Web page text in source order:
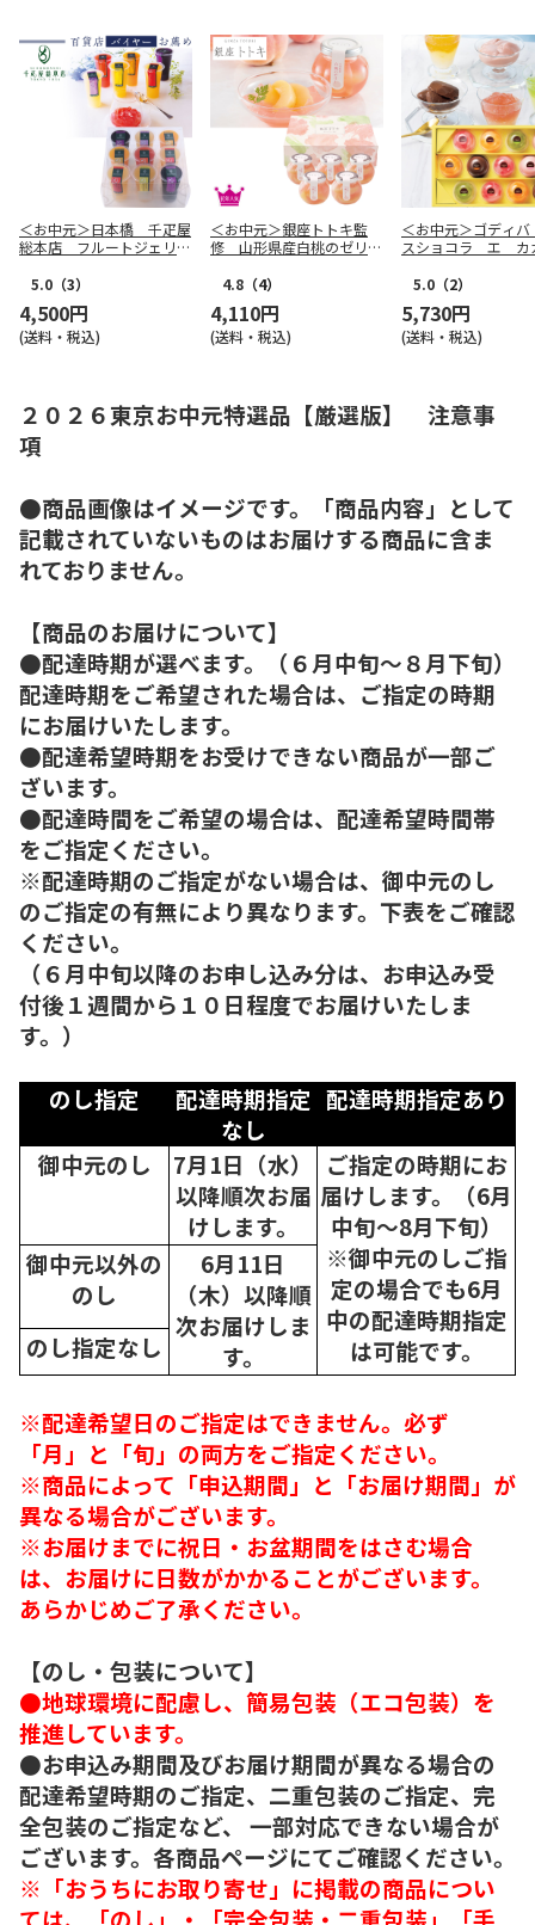
＜お中元＞日本橋 千疋屋
総本店 フルートジェリ
5.0 （3）
4,500円
(送料・税込)
＜お中元＞銀座トトキ監
修 山形県産白桃のゼリー
4.8 （4）
4,110円
(送料・税込)
＜お中元＞ゴディ
スショコラ エ カ
5.0 （2）
5,730円
(送料・税込)
２０２６東京お中元特選品【厳選版】 注意事
項
●商品画像はイメージです。「商品内容」として
記載されていないものはお届けする商品に含ま
れておりません。
【商品のお届けについて】
●配達時期が選べます。（６月中旬～８月下旬）
配達時期をご希望された場合は、ご指定の時期
にお届けいたします。
●配達希望時期をお受けできない商品が一部ご
ざいます。
●配達時間をご希望の場合は、配達希望時間帯
をご指定ください。
※配達時期のご指定がない場合は、御中元のし
のご指定の有無により異なります。下表をご確認
ください。
（６月中旬以降のお申し込み分は、お申込み受
付後１週間から１０日程度でお届けいたしま
す。）
のし指定
配達時期指定
なし
配達時期指定あり
御中元のし
7月1日（水）
以降順次お届
けします。
ご指定の時期にお
届けします。（6月
中旬～8月下旬）
※御中元のしご指
定の場合でも6月
中の配達時期指定
は可能です。
御中元以外の
のし
6月11日
（木）以降順
次お届けしま
す。
のし指定なし
※配達希望日のご指定はできません。必ず
「月」と「旬」の両方をご指定ください。
※商品によって「申込期間」と「お届け期間」が
異なる場合がございます。
※お届けまでに祝日・お盆期間をはさむ場合
は、お届けに日数がかかることがございます。
あらかじめご了承ください。
【のし・包装について】
●地球環境に配慮し、簡易包装（エコ包装）を
推進しています。
●お申込み期間及びお届け期間が異なる場合の
配達希望時期のご指定、二重包装のご指定、完
全包装のご指定など、 一部対応できない場合が
ございます。各商品ページにてご確認ください。
※「おうちにお取り寄せ」に掲載の商品につい
ては、「のし」・「完全包装・二重包装」「手